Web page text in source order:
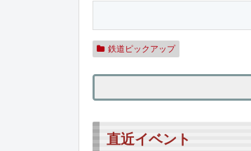
鉄道ピックアップ
直近イベント